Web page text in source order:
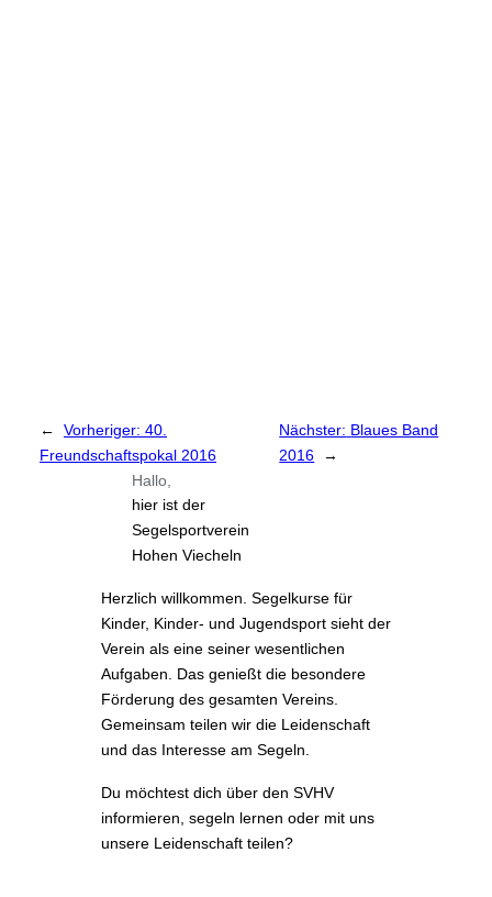
← Vorheriger: 40.
Freundschaftspokal 2016
Nächster: Blaues Band
2016
→
Hallo,
hier ist der
Segelsportverein
Hohen Viecheln
Herzlich willkommen. Segelkurse für
Kinder, Kinder- und Jugendsport sieht der
Verein als eine seiner wesentlichen
Aufgaben. Das genießt die besondere
Förderung des gesamten Vereins.
Gemeinsam teilen wir die Leidenschaft
und das Interesse am Segeln.
Du möchtest dich über den SVHV
informieren, segeln lernen oder mit uns
unsere Leidenschaft teilen?